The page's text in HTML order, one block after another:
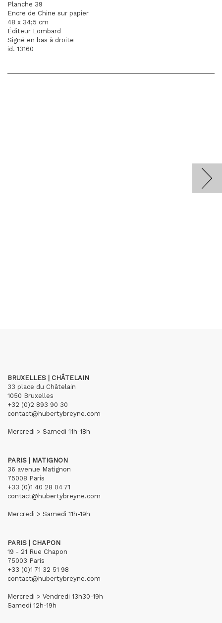
Planche 39
Encre de Chine sur papier
48 x 34;5 cm
Éditeur Lombard
Signé en bas à droite
id. 13160
BRUXELLES | CHÂTELAIN
33 place du Châtelain
1050 Bruxelles
+32 (0)2 893 90 30
contact@hubertybreyne.com
Mercredi > Samedi 11h-18h
PARIS | MATIGNON
36 avenue Matignon
75008 Paris
+33 (0)1 40 28 04 71
contact@hubertybreyne.com
Mercredi > Samedi 11h-19h
PARIS | CHAPON
19 - 21 Rue Chapon
75003 Paris
+33 (0)1 71 32 51 98
contact@hubertybreyne.com
Mercredi > Vendredi 13h30-19h
Samedi 12h-19h